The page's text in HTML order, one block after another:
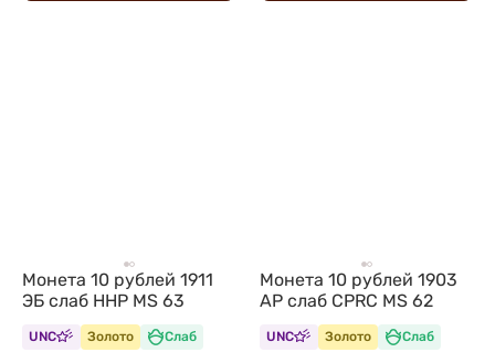
Монета 10 рублей 1911
ЭБ слаб ННР MS 63
UNC Золото Слаб
Монета 10 рублей 1903
АР слаб CPRC MS 62
UNC Золото Слаб